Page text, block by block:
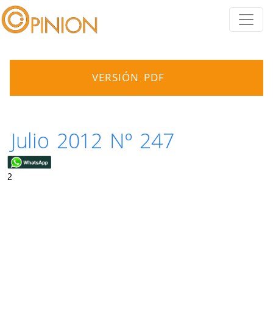
VERSIÓN PDF
Julio 2012 Nº 247
2